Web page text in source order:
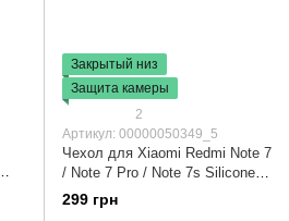
Закрытый низ
Защита камеры
2
Артикул: 00000050349_5
Чехол для Xiaomi Redmi Note 7
/ Note 7 Pro / Note 7s Silicone
Full camera закрытый низ +
защита камеры Бордовый /
299 грн